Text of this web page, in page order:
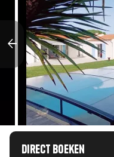
Direct boeken